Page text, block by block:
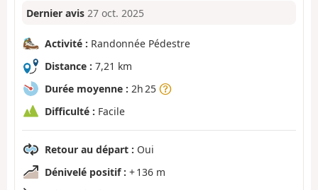
Dernier avis 27 oct. 2025
Activité : Randonnée Pédestre
Distance : 7,21 km
Durée moyenne : 2h 25
Difficulté : Facile
Retour au départ : Oui
Dénivelé positif : + 136 m